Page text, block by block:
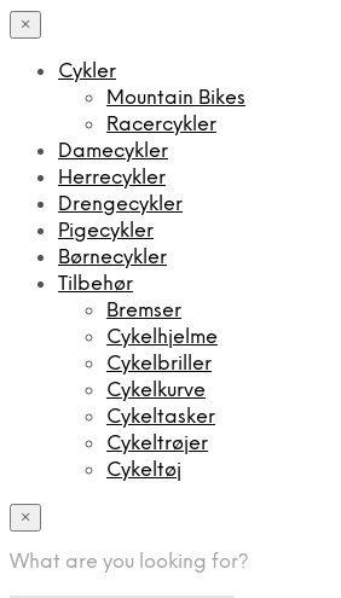
×
Cykler
Mountain Bikes
Racercykler
Damecykler
Herrecykler
Drengecykler
Pigecykler
Børnecykler
Tilbehør
Bremser
Cykelhjelme
Cykelbriller
Cykelkurve
Cykeltasker
Cykeltrøjer
Cykeltøj
×
What are you looking for?